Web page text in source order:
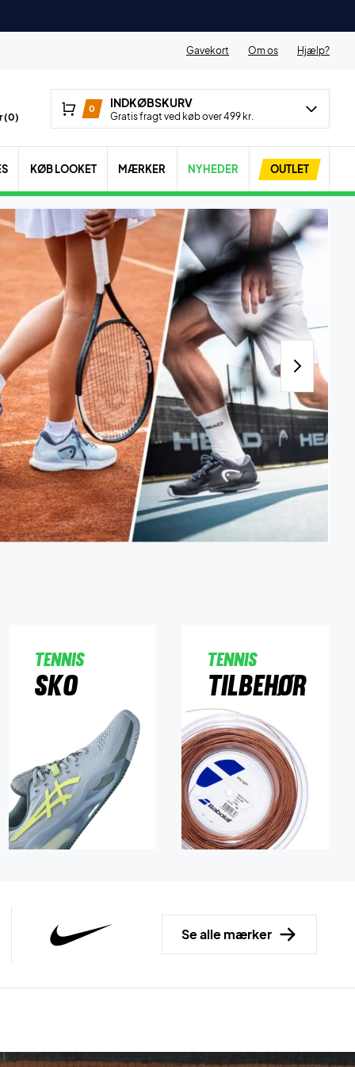
Gavekort Om os Hjælp?
(0)
0 INDKØBSKURV
Gratis fragt ved køb over 499 kr.
KØB LOOKET MÆRKER NYHEDER OUTLET
Tennis
Sko
Tennis
Tilbehør
Se alle mærker